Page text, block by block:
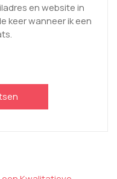
en website in
keer wanneer ik een